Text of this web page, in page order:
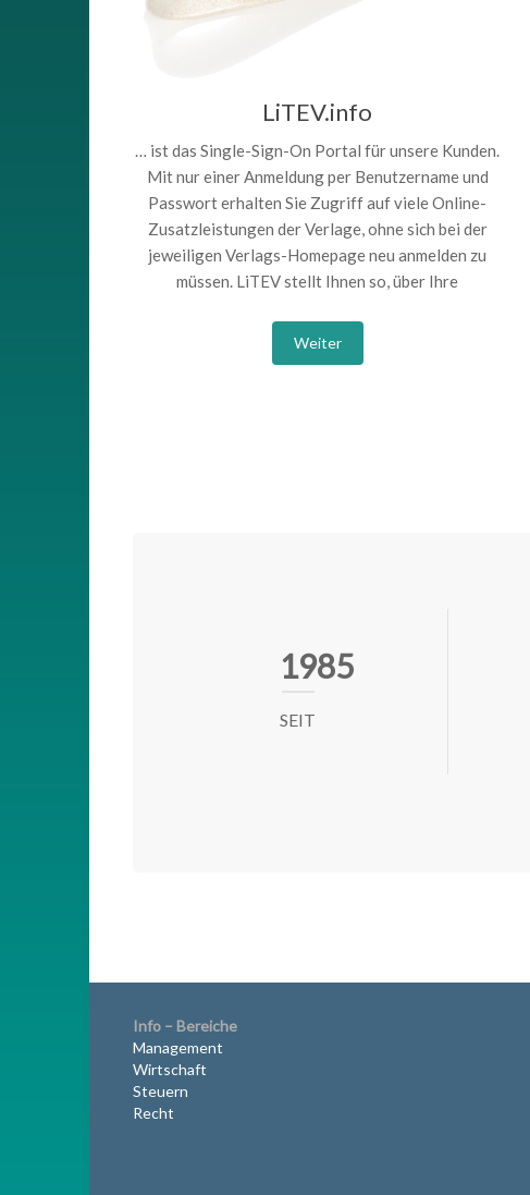
LiTEV.info
… ist das Single-Sign-On Portal für unsere Kunden.
Mit nur einer Anmeldung per Benutzername und
Passwort erhalten Sie Zugriff auf viele Online-
Zusatzleistungen der Verlage, ohne sich bei der
jeweiligen Verlags-Homepage neu anmelden zu
müssen. LiTEV stellt Ihnen so, über Ihre
Weiter
1985
SEIT
Info – Bereiche
Management
Wirtschaft
Steuern
Recht